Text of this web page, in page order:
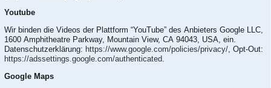
Youtube
Wir binden die Videos der Plattform “YouTube” des Anbieters Google LLC,
1600 Amphitheatre Parkway, Mountain View, CA 94043, USA, ein.
Datenschutzerklärung: https://www.google.com/policies/privacy/ , Opt-Out:
https://adssettings.google.com/authenticated
Google Maps